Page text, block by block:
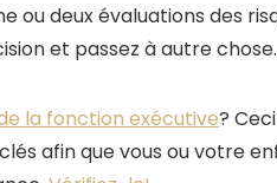
ou deux évaluations des
et passez à autre chose.
la fonction exécutive?
afin que vous ou votre